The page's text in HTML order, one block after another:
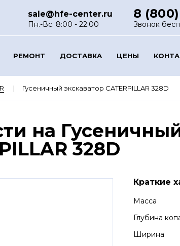
sale@hfe-center.ru
Пн.-Вс. 8:00 - 22:00
8
Звонок
РЕМОНТ ДОСТАВКА ЦЕНЫ
Гусеничный экскаватор CATERPILLAR 328D
на
328D
Краткие
Масса
Глубина
Ширина